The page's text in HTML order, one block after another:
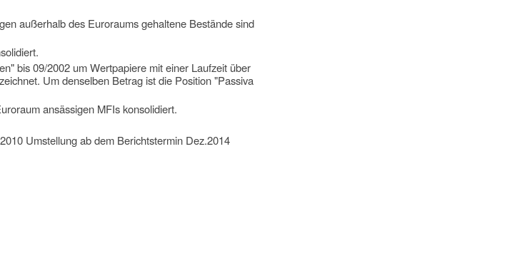
außerhalb des Euroraums gehaltene Bestände sind
bis 09/2002 um Wertpapiere mit einer Laufzeit über
Um denselben Betrag ist die Position "Passiva
ansässigen MFIs konsolidiert.
Umstellung ab dem Berichtstermin Dez.2014